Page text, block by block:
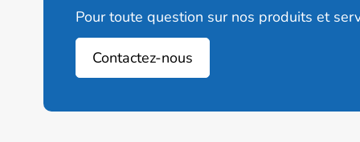
Pour toute question sur nos produits et
Contactez-nous